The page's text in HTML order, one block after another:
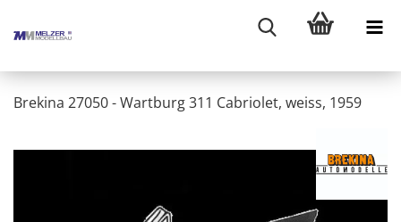
Brekina 27050 - Wartburg 311 Cabriolet, weiss, 1959